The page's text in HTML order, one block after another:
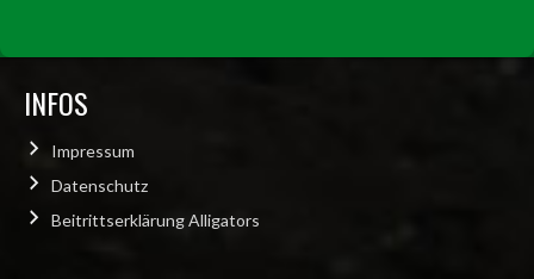
INFOS
Impressum
Datenschutz
Beitrittserklärung Alligators